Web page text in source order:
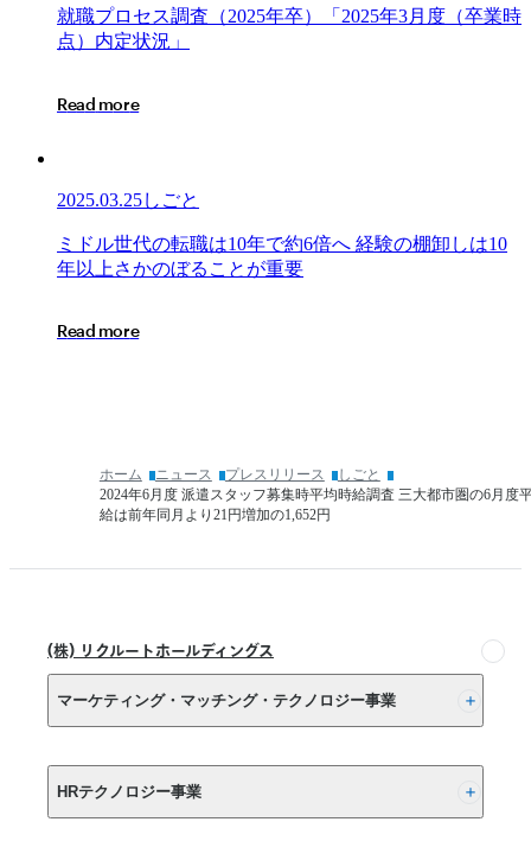
年
卒）
3
時
内
定
況」
就
職
セ
査
（2025
年
卒）
3
就職プロ セス調査 （2025年卒） 「 2025年3月 度 （卒業時
点） 内定状況 」
Read more
2025.03.25しごと
ミ
ド
代
験
棚
卸
は
ミ ド ル世代の転職は10年で約6倍へ 経験の棚卸 しは10
年以 上 さかのぼる こ と が重要
Read more
ホーム ニュース プレスリリース
しごと
2024年6月度 派遣スタッフ募集時平均時給調査 三大都市圏の6月度
給は前年同月より21円増加の1,652円
(株) リクルートホールディングス
マーケティング・マッチング・テクノロジー事業
(株) リクルート
HRテクノロジー事業